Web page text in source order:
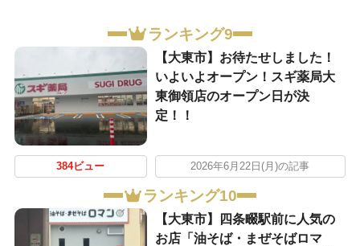
ランキング9
【大東市】お待たせしました！
いよいよオープン！スギ薬局大
東御領店のオープン日が決
定！！
384ビュー 2026年6月22日(月)の記事
ランキング10
【大東市】四条畷駅前に人気の
お店「油そば・まぜそばロマ